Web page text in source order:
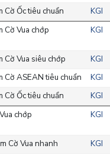
Cờ Ốc tiêu chuẩn KGI
Cờ Vua chớp KGI
Cờ Vua siêu chớp KGI
Cờ ASEAN tiêu chuẩn KGI
Cờ Ốc tiêu chuẩn KGI
chớp KGI
Cờ Vua nhanh KGI